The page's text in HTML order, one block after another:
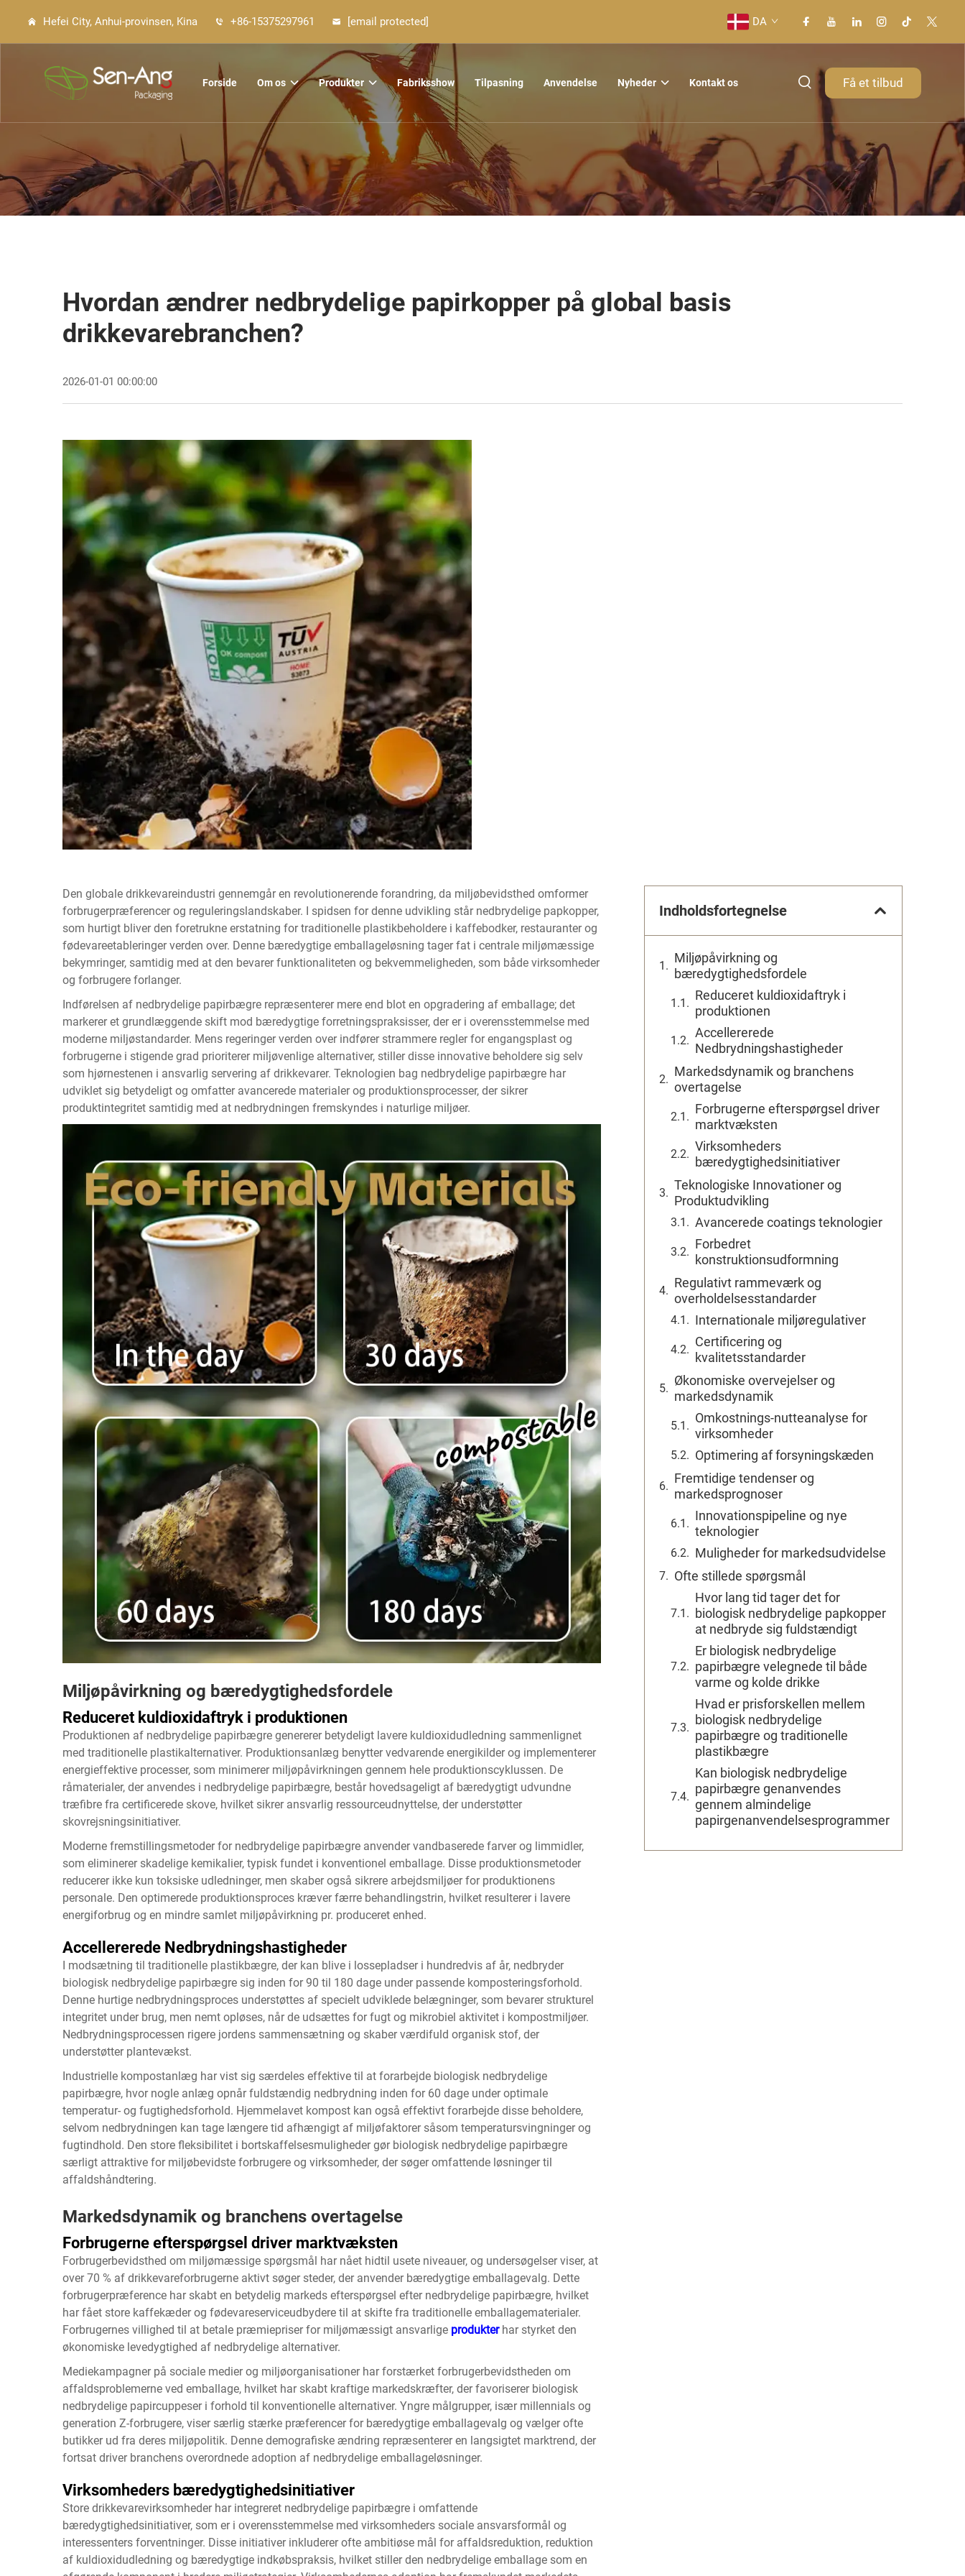
Hefei City, Anhui-provinsen, Kina +86-15375297961 [email protected] DA
Forside Om os Produkter Fabriksshow Tilpasning Anvendelse Nyheder Kontakt os Få et tilbud
Hvordan ændrer nedbrydelige papirkopper på global basis
drikkevarebranchen?
2026-01-01 00:00:00
Den globale drikkevareindustri gennemgår en revolutionerende forandring, da miljøbevidsthed omformer
forbrugerpræferencer og reguleringslandskaber. I spidsen for denne udvikling står nedbrydelige papkopper,
som hurtigt bliver den foretrukne erstatning for traditionelle plastikbeholdere i kaffebodker, restauranter og
fødevareetableringer verden over. Denne bæredygtige emballageløsning tager fat i centrale miljømæssige
bekymringer, samtidig med at den bevarer funktionaliteten og bekvemmeligheden, som både virksomheder
og forbrugere forlanger.
Indførelsen af nedbrydelige papirbægre repræsenterer mere end blot en opgradering af emballage; det
markerer et grundlæggende skift mod bæredygtige forretningspraksisser, der er i overensstemmelse med
moderne miljøstandarder. Mens regeringer verden over indfører strammere regler for engangsplast og
forbrugerne i stigende grad prioriterer miljøvenlige alternativer, stiller disse innovative beholdere sig selv
som hjørnestenen i ansvarlig servering af drikkevarer. Teknologien bag nedbrydelige papirbægre har
udviklet sig betydeligt og omfatter avancerede materialer og produktionsprocesser, der sikrer
produktintegritet samtidig med at nedbrydningen fremskyndes i naturlige miljøer.
Miljøpåvirkning og bæredygtighedsfordele
Reduceret kuldioxidaftryk i produktionen
Produktionen af nedbrydelige papirbægre genererer betydeligt lavere kuldioxidudledning sammenlignet
med traditionelle plastikalternativer. Produktionsanlæg benytter vedvarende energikilder og implementerer
energieffektive processer, som minimerer miljøpåvirkningen gennem hele produktionscyklussen. De
råmaterialer, der anvendes i nedbrydelige papirbægre, består hovedsageligt af bæredygtigt udvundne
træfibre fra certificerede skove, hvilket sikrer ansvarlig ressourceudnyttelse, der understøtter
skovrejsningsinitiativer.
Moderne fremstillingsmetoder for nedbrydelige papirbægre anvender vandbaserede farver og limmidler,
som eliminerer skadelige kemikalier, typisk fundet i konventionel emballage. Disse produktionsmetoder
reducerer ikke kun toksiske udledninger, men skaber også sikrere arbejdsmiljøer for produktionens
personale. Den optimerede produktionsproces kræver færre behandlingstrin, hvilket resulterer i lavere
energiforbrug og en mindre samlet miljøpåvirkning pr. produceret enhed.
Accellererede Nedbrydningshastigheder
I modsætning til traditionelle plastikbægre, der kan blive i lossepladser i hundredvis af år, nedbryder
biologisk nedbrydelige papirbægre sig inden for 90 til 180 dage under passende komposteringsforhold.
Denne hurtige nedbrydningsproces understøttes af specielt udviklede belægninger, som bevarer strukturel
integritet under brug, men nemt opløses, når de udsættes for fugt og mikrobiel aktivitet i kompostmiljøer.
Nedbrydningsprocessen rigere jordens sammensætning og skaber værdifuld organisk stof, der
understøtter plantevækst.
Industrielle kompostanlæg har vist sig særdeles effektive til at forarbejde biologisk nedbrydelige
papirbægre, hvor nogle anlæg opnår fuldstændig nedbrydning inden for 60 dage under optimale
temperatur- og fugtighedsforhold. Hjemmelavet kompost kan også effektivt forarbejde disse beholdere,
selvom nedbrydningen kan tage længere tid afhængigt af miljøfaktorer såsom temperatursvingninger og
fugtindhold. Den store fleksibilitet i bortskaffelsesmuligheder gør biologisk nedbrydelige papirbægre
særligt attraktive for miljøbevidste forbrugere og virksomheder, der søger omfattende løsninger til
affaldshåndtering.
Markedsdynamik og branchens overtagelse
Forbrugerne efterspørgsel driver marktvæksten
Forbrugerbevidsthed om miljømæssige spørgsmål har nået hidtil usete niveauer, og undersøgelser viser, at
over 70 % af drikkevareforbrugerne aktivt søger steder, der anvender bæredygtige emballagevalg. Dette
forbrugerpræference har skabt en betydelig markeds efterspørgsel efter nedbrydelige papirbægre, hvilket
har fået store kaffekæder og fødevareserviceudbydere til at skifte fra traditionelle emballagematerialer.
Forbrugernes villighed til at betale præmiepriser for miljømæssigt ansvarlige produkter har styrket den
økonomiske levedygtighed af nedbrydelige alternativer.
Mediekampagner på sociale medier og miljøorganisationer har forstærket forbrugerbevidstheden om
affaldsproblemerne ved emballage, hvilket har skabt kraftige markedskræfter, der favoriserer biologisk
nedbrydelige papircuppeser i forhold til konventionelle alternativer. Yngre målgrupper, især millennials og
generation Z-forbrugere, viser særlig stærke præferencer for bæredygtige emballagevalg og vælger ofte
butikker ud fra deres miljøpolitik. Denne demografiske ændring repræsenterer en langsigtet marktrend, der
fortsat driver branchens overordnede adoption af nedbrydelige emballageløsninger.
Virksomheders bæredygtighedsinitiativer
Store drikkevarevirksomheder har integreret nedbrydelige papirbægre i omfattende
bæredygtighedsinitiativer, som er i overensstemmelse med virksomheders sociale ansvarsformål og
interessenters forventninger. Disse initiativer inkluderer ofte ambitiøse mål for affaldsreduktion, reduktion
af kuldioxidudledning og bæredygtige indkøbspraksis, hvilket stiller den nedbrydelige emballage som en
Indholdsfortegnelse
Miljøpåvirkning og
bæredygtighedsfordele
Reduceret kuldioxidaftryk i
produktionen
Accellererede
Nedbrydningshastigheder
Markedsdynamik og branchens
overtagelse
Forbrugerne efterspørgsel driver
marktvæksten
Virksomheders
bæredygtighedsinitiativer
Teknologiske Innovationer og
Produktudvikling
Avancerede coatings teknologier
Forbedret
konstruktionsudformning
Regulativt rammeværk og
overholdelsesstandarder
Internationale miljøregulativer
Certificering og
kvalitetsstandarder
Økonomiske overvejelser og
markedsdynamik
Omkostnings-nutteanalyse for
virksomheder
Optimering af forsyningskæden
Fremtidige tendenser og
markedsprognoser
Innovationspipeline og nye
teknologier
Muligheder for markedsudvidelse
Ofte stillede spørgsmål
Hvor lang tid tager det for
biologisk nedbrydelige papkopper
at nedbryde sig fuldstændigt
Er biologisk nedbrydelige
papirbægre velegnede til både
varme og kolde drikke
Hvad er prisforskellen mellem
biologisk nedbrydelige
papirbægre og traditionelle
plastikbægre
Kan biologisk nedbrydelige
papirbægre genanvendes
gennem almindelige
papirgenanvendelsesprogrammer